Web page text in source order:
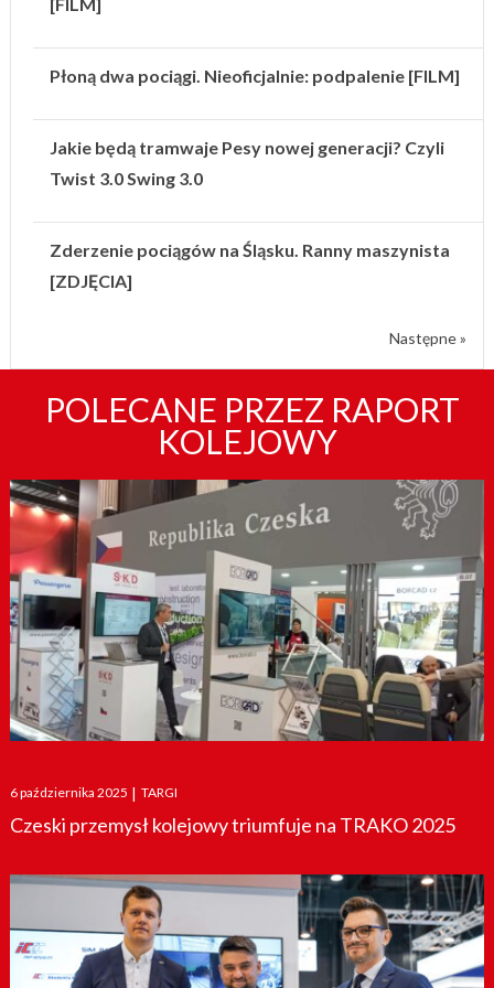
Płoną dwa pociągi. Nieoficjalnie: podpalenie [FILM]
Jakie będą tramwaje Pesy nowej generacji? Czyli
Twist 3.0 Swing 3.0
Zderzenie pociągów na Śląsku. Ranny maszynista
[ZDJĘCIA]
Następne »
POLECANE PRZEZ RAPORT
KOLEJOWY
Posted
on
6 października 2025 | TARGI
Czeski przemysł kolejowy triumfuje na TRAKO 2025